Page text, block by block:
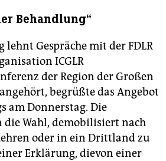
Behandlung“
lehnt Gespräche mit der FDLR
ICGLR
der Region der Großen
begrüßte das Angebot
am Donnerstag. Die
Wahl, demobilisiert nach
oder in ein Drittland zu
Erklärung, dievon einer